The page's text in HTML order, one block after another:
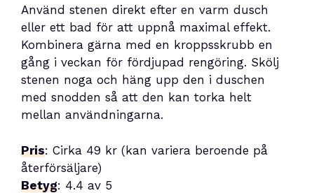
Använd stenen direkt efter en varm dusch
eller ett bad för att uppnå maximal effekt.
Kombinera gärna med en kroppsskrubb en
gång i veckan för fördjupad rengöring. Skölj
stenen noga och häng upp den i duschen
med snodden så att den kan torka helt
mellan användningarna.
Pris: Cirka 49 kr (kan variera beroende på
återförsäljare)
Betyg: 4.4 av 5